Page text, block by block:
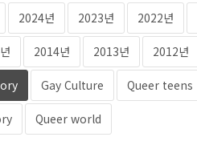
2024년 2023년 2022년
2014년 2013년 2012년
Gay Culture Queer teens
Queer world